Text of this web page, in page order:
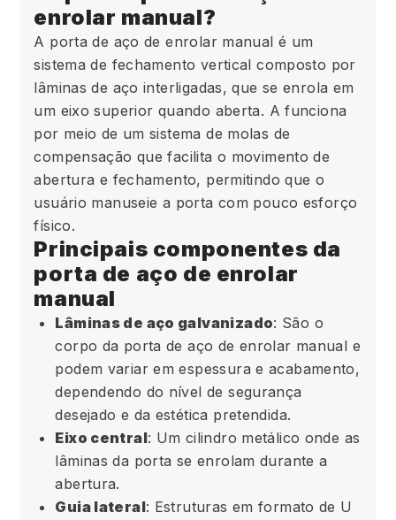
enrolar manual?
A porta de aço de enrolar manual é um
sistema de fechamento vertical composto por
lâminas de aço interligadas, que se enrola em
um eixo superior quando aberta. A funciona
por meio de um sistema de molas de
compensação que facilita o movimento de
abertura e fechamento, permitindo que o
usuário manuseie a porta com pouco esforço
físico.
Principais componentes da
porta de aço de enrolar
manual
Lâminas de aço galvanizado: São o
corpo da porta de aço de enrolar manual e
podem variar em espessura e acabamento,
dependendo do nível de segurança
desejado e da estética pretendida.
Eixo central: Um cilindro metálico onde as
lâminas da porta se enrolam durante a
abertura.
Guia lateral: Estruturas em formato de U